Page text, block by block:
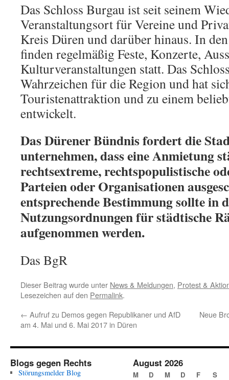
Das Schloss Burgau ist seit seinem
Veranstaltungsort für Vereine und
Kreis Düren und darüber hinaus. In
finden regelmäßig Feste, Konzerte,
Kulturveranstaltungen statt. Das
Wahrzeichen für die Region und hat
Touristenattraktion und zu einem
entwickelt.
Das Dürener Bündnis fordert die
unternehmen, dass eine Anmietung
rechtsextreme, rechtspopulistische
Parteien oder Organisationen
entsprechende Bestimmung sollte in
Nutzungsordnungen für städtische
aufgenommen werden.
Das BgR
Dieser Beitrag wurde unter News & Meldungen, Protest &
Lesezeichen auf den Permalink.
← Aufruf zu Demos gegen Republikaner und AfD
am 4. Mai und 6. Mai 2017 in Düren
Neue
Blogs gegen Rechts
Störungsmelder Blog
August 2026
M D M D F S